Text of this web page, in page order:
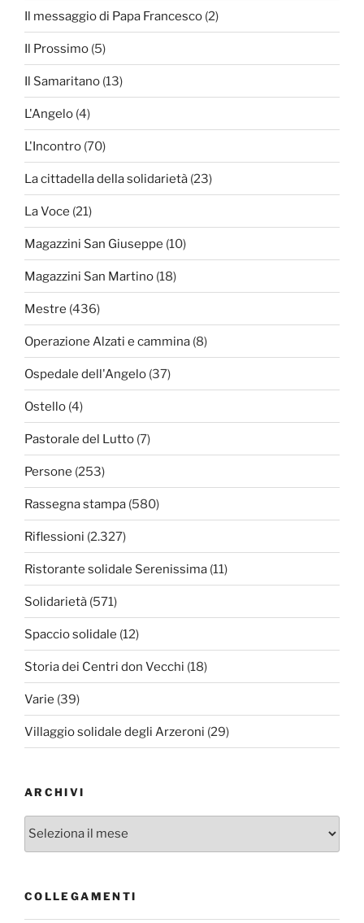
Il messaggio di Papa Francesco (2)
Il Prossimo (5)
Il Samaritano (13)
L'Angelo (4)
L'Incontro (70)
La cittadella della solidarietà (23)
La Voce (21)
Magazzini San Giuseppe (10)
Magazzini San Martino (18)
Mestre (436)
Operazione Alzati e cammina (8)
Ospedale dell'Angelo (37)
Ostello (4)
Pastorale del Lutto (7)
Persone (253)
Rassegna stampa (580)
Riflessioni (2.327)
Ristorante solidale Serenissima (11)
Solidarietà (571)
Spaccio solidale (12)
Storia dei Centri don Vecchi (18)
Varie (39)
Villaggio solidale degli Arzeroni (29)
ARCHIVI
Archivi
COLLEGAMENTI